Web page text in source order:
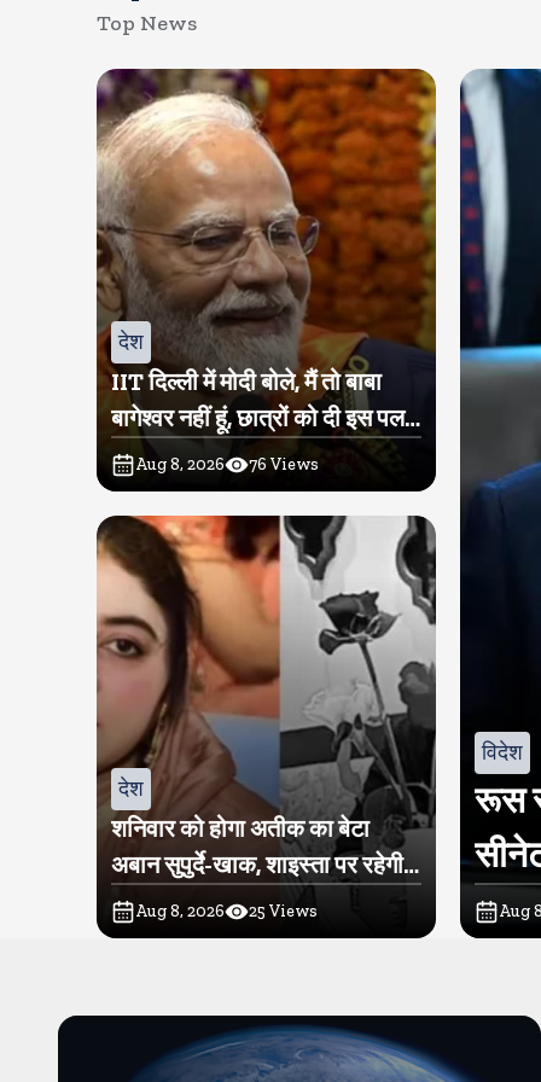
Top News
देश
IIT दिल्ली में मोदी बोले, मैं तो बाबा
बागेश्वर नहीं हूं, छात्रों को दी इस पल
को जीने की नसीहत
Aug 8, 2026 76 Views
देश
शनिवार को होगा अतीक का बेटा
अबान सुपुर्दे-खाक, शाइस्ता पर रहेगी
पुलिस की नजर
Aug 8, 2026 25 Views
विदेश
रूस
Aug